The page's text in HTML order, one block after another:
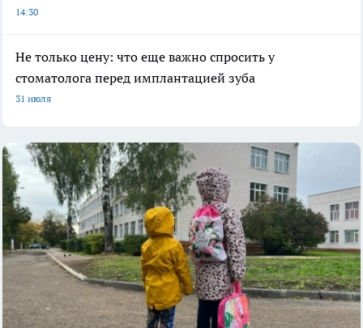
14:30
Не только цену: что еще важно спросить у
стоматолога перед имплантацией зуба
31 июля